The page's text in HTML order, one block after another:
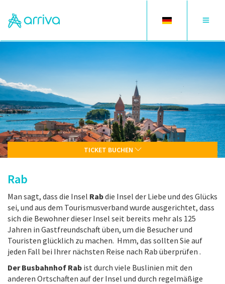
Toggle
Toggle
TICKET BUCHEN
Rab
Man sagt, dass die Insel Rabdie Insel der Liebe und des Glücks
sei, und aus dem Tourismusverband wurde ausgerichtet, dass
sich die Bewohner dieser Insel seit bereits mehr als 125
Jahren in Gastfreundschaft üben, um die Besucher und
Touristen glücklich zu machen. Hmm, das sollten Sie auf
jeden Fall bei Ihrer nächsten Reise nach Rab überprüfen .
Der Busbahnhof Rab ist durch viele Buslinien mit den
anderen Ortschaften auf der Insel und durch regelmäßige